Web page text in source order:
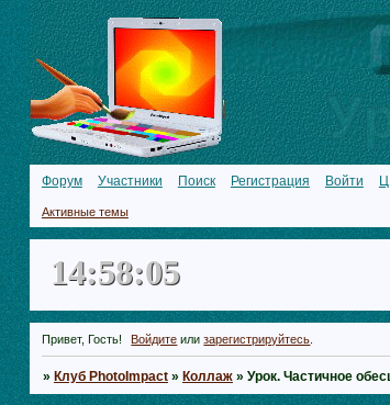
Форум Участники Поиск Регистрация Войти
Активные темы
14:58:06
Привет, Гость! Войдите илизарегистрируйтесь
» Клуб PhotoImpact » Коллаж » Урок. Частичное